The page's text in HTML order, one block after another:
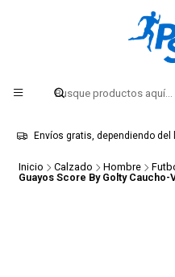
Envíos gratis, dependiendo
Inicio Calzado Hombre
Guayos Score By Golty Caucho-